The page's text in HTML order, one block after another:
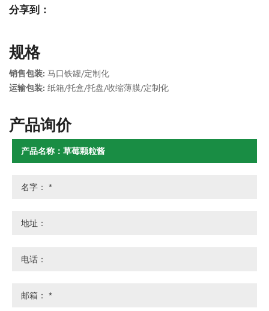
分享到：
规格
销售包装: 马口铁罐/定制化
运输包装: 纸箱/托盒/托盘/收缩薄膜/定制化
产品询价